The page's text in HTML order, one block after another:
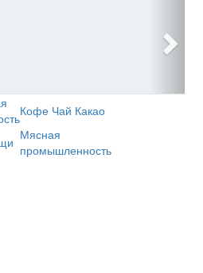
Кофе Чай Какао
Мясная
промышленность